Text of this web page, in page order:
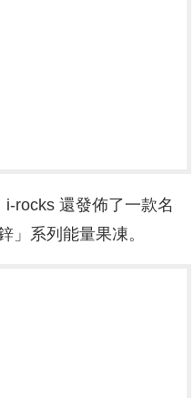
rocks 還發佈了一款名
」系列能量果凍。